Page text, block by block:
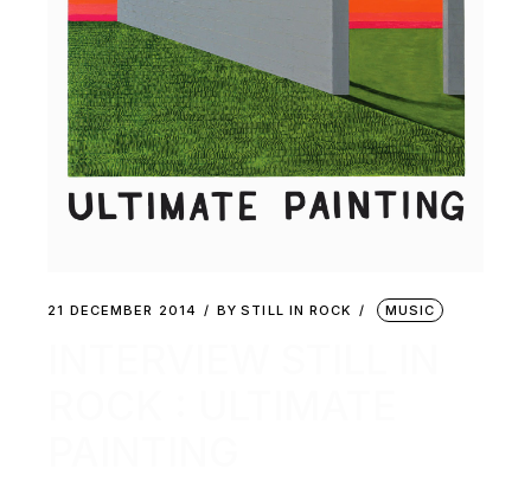
21 DECEMBER 2014 BY STILL IN ROCK MUSIC